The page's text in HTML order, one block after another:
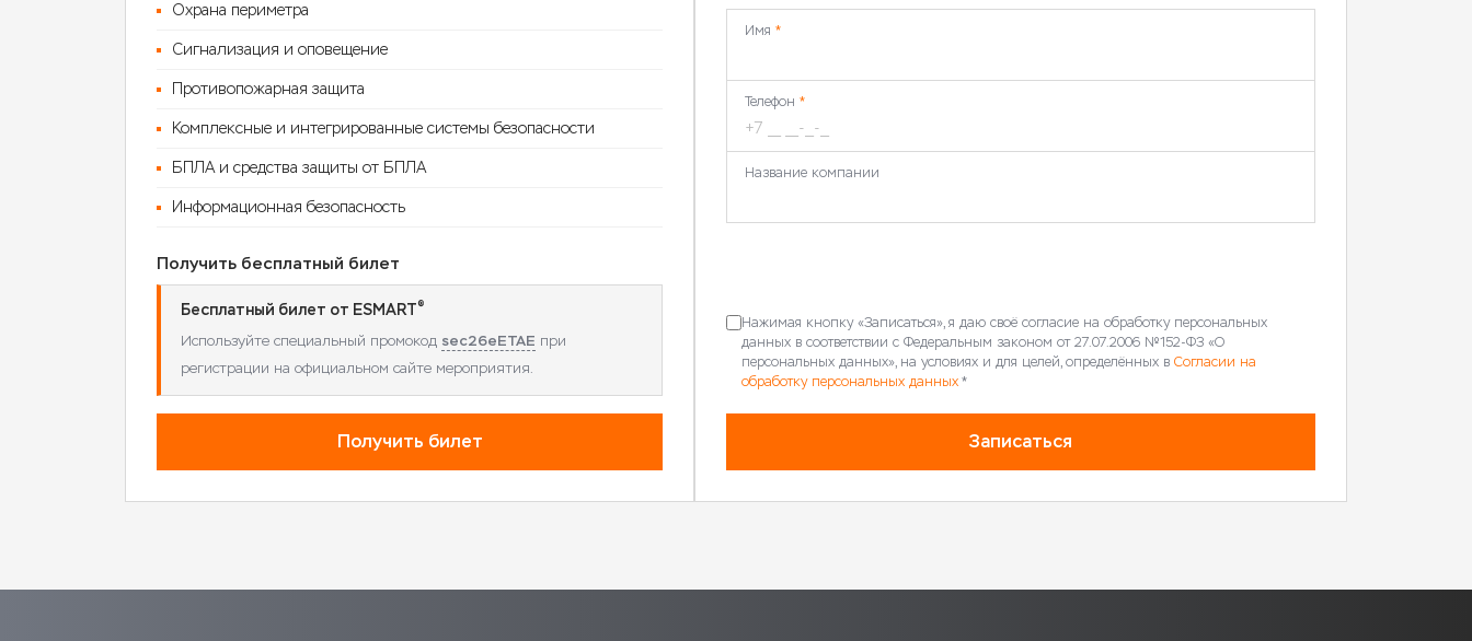
Охрана периметра
Сигнализация и оповещение
Противопожарная защита
Комплексные и интегрированные системы безопасности
БПЛА и средства защиты от БПЛА
Информационная безопасность
Получить бесплатный билет
Бесплатный билет от ESMART®
Используйте специальный промокод sec26eETAE при
регистрации на официальном сайте мероприятия.
Получить билет
Имя *
Телефон *
Название компании
Нажимая кнопку «Записаться», я даю своё согласие на обработку персональных
данных в соответствии с Федеральным законом от 27.07.2006 №152-ФЗ «О
персональных данных», на условиях и для целей, определённых в Согласии на
обработку персональных данных *
Записаться